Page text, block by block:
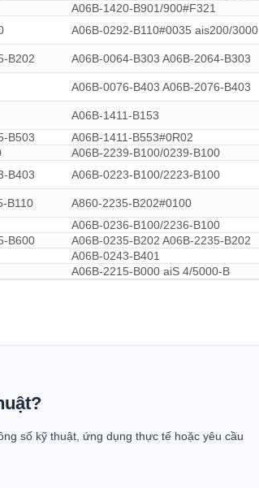
A06B-1420-B901/900#F321
A06B-0292-B110#0035 ais200/3000
B202
A06B-0064-B303 A06B-2064-B303
A06B-0076-B403 A06B-2076-B403
A06B-1411-B153
B503
A06B-1411-B553#0R02
A06B-2239-B100/0239-B100
B403
A06B-0223-B100/2223-B100
B110
A860-2235-B202#0100
A06B-0236-B100/2236-B100
B600
A06B-0235-B202 A06B-2235-B202
A06B-0243-B401
A06B-2215-B000 aiS 4/5000-B
số kỹ thuật, ứng dụng thực tế hoặc yêu cầu